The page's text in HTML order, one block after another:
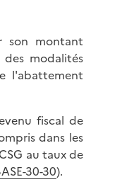
son montant
modalités
l'abattement
fiscal de
dans les
au taux de
30-30).